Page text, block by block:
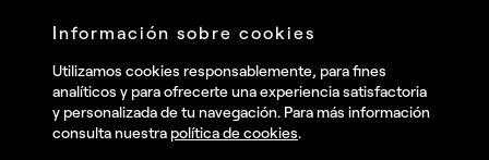
Talent
Contact
Instagram
Facebook
Información sobre cookies
Utilizamos cookies responsablemente, para fines
analíticos y para ofrecerte una experiencia satisfactoria
y personalizada de tu navegación. Para más información
consulta nuestra política de cookies.